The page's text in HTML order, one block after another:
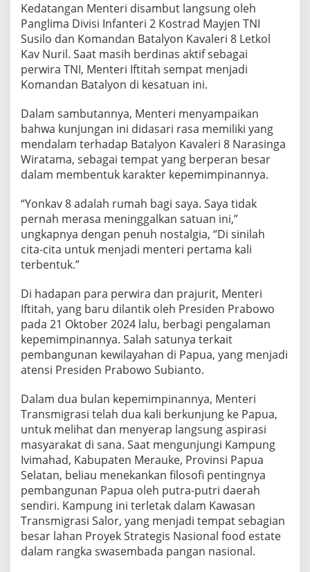
u
n
g
i
Y
o
n
a
v
8
K
o
s
r
a
d
P
a
r
u
a
n
Kedatangan Menteri disambut langsung oleh
Panglima Divisi Infanteri 2 Kostrad Mayjen TNI
Susilo dan Komandan Batalyon Kavaleri 8 Letkol
Kav Nuril. Saat masih berdinas aktif sebagai
perwira TNI, Menteri Iftitah sempat menjadi
Komandan Batalyon di kesatuan ini.
Dalam sambutannya, Menteri menyampaikan
bahwa kunjungan ini didasari rasa memiliki yang
mendalam terhadap Batalyon Kavaleri 8 Narasinga
Wiratama, sebagai tempat yang berperan besar
dalam membentuk karakter kepemimpinannya.
“Yonkav 8 adalah rumah bagi saya. Saya tidak
pernah merasa meninggalkan satuan ini,”
ungkapnya dengan penuh nostalgia, “Di sinilah
cita-cita untuk menjadi menteri pertama kali
terbentuk.”
Di hadapan para perwira dan prajurit, Menteri
Iftitah, yang baru dilantik oleh Presiden Prabowo
pada 21 Oktober 2024 lalu, berbagi pengalaman
kepemimpinannya. Salah satunya terkait
pembangunan kewilayahan di Papua, yang menjadi
atensi Presiden Prabowo Subianto.
Dalam dua bulan kepemimpinannya, Menteri
Transmigrasi telah dua kali berkunjung ke Papua,
untuk melihat dan menyerap langsung aspirasi
masyarakat di sana. Saat mengunjungi Kampung
Ivimahad, Kabupaten Merauke, Provinsi Papua
Selatan, beliau menekankan filosofi pentingnya
pembangunan Papua oleh putra-putri daerah
sendiri. Kampung ini terletak dalam Kawasan
Transmigrasi Salor, yang menjadi tempat sebagian
besar lahan Proyek Strategis Nasional food estate
dalam rangka swasembada pangan nasional.